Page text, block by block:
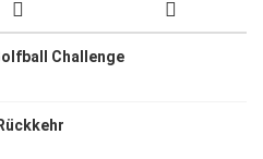
Challenge